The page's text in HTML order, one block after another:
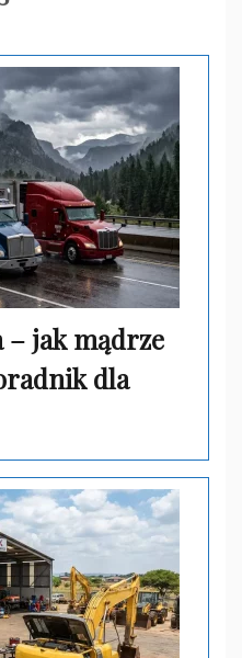
– jak mądrze
dla